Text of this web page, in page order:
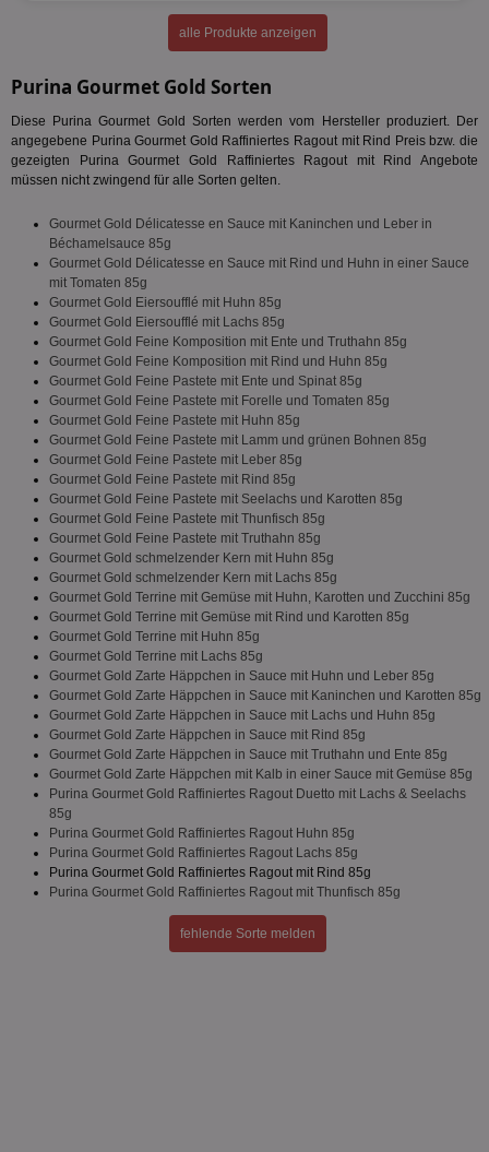
alle Produkte anzeigen
Purina Gourmet Gold Sorten
Diese Purina Gourmet Gold Sorten werden vom Hersteller produziert. Der
angegebene Purina Gourmet Gold Raffiniertes Ragout mit Rind Preis bzw. die
gezeigten Purina Gourmet Gold Raffiniertes Ragout mit Rind Angebote
müssen nicht zwingend für alle Sorten gelten.
Gourmet Gold Délicatesse en Sauce mit Kaninchen und Leber in
Béchamelsauce 85g
Gourmet Gold Délicatesse en Sauce mit Rind und Huhn in einer Sauce
mit Tomaten 85g
Gourmet Gold Eiersoufflé mit Huhn 85g
Gourmet Gold Eiersoufflé mit Lachs 85g
Gourmet Gold Feine Komposition mit Ente und Truthahn 85g
Gourmet Gold Feine Komposition mit Rind und Huhn 85g
Gourmet Gold Feine Pastete mit Ente und Spinat 85g
Gourmet Gold Feine Pastete mit Forelle und Tomaten 85g
Gourmet Gold Feine Pastete mit Huhn 85g
Gourmet Gold Feine Pastete mit Lamm und grünen Bohnen 85g
Gourmet Gold Feine Pastete mit Leber 85g
Gourmet Gold Feine Pastete mit Rind 85g
Gourmet Gold Feine Pastete mit Seelachs und Karotten 85g
Gourmet Gold Feine Pastete mit Thunfisch 85g
Gourmet Gold Feine Pastete mit Truthahn 85g
Gourmet Gold schmelzender Kern mit Huhn 85g
Gourmet Gold schmelzender Kern mit Lachs 85g
Gourmet Gold Terrine mit Gemüse mit Huhn, Karotten und Zucchini 85g
Gourmet Gold Terrine mit Gemüse mit Rind und Karotten 85g
Gourmet Gold Terrine mit Huhn 85g
Gourmet Gold Terrine mit Lachs 85g
Gourmet Gold Zarte Häppchen in Sauce mit Huhn und Leber 85g
Gourmet Gold Zarte Häppchen in Sauce mit Kaninchen und Karotten 85g
Gourmet Gold Zarte Häppchen in Sauce mit Lachs und Huhn 85g
Gourmet Gold Zarte Häppchen in Sauce mit Rind 85g
Gourmet Gold Zarte Häppchen in Sauce mit Truthahn und Ente 85g
Gourmet Gold Zarte Häppchen mit Kalb in einer Sauce mit Gemüse 85g
Purina Gourmet Gold Raffiniertes Ragout Duetto mit Lachs & Seelachs
85g
Purina Gourmet Gold Raffiniertes Ragout Huhn 85g
Purina Gourmet Gold Raffiniertes Ragout Lachs 85g
Purina Gourmet Gold Raffiniertes Ragout mit Rind 85g
Purina Gourmet Gold Raffiniertes Ragout mit Thunfisch 85g
fehlende Sorte melden
Targeting
Unklassifizierte
Unbedingt erforderlich
Targeting
Funktionalität Unklassifizierte
Unbedingt erforderliche Cookies ermöglichen
wesentliche Kernfunktionen der Website wie die
Benutzeranmeldung und die Kontoverwaltung.
Ohne die unbedingt erforderlichen Cookies kann die
Website nicht ordnungsgemäß verwendet werden.
Name
Provider/
identifier
aktionspreis.de
securitytoken
aktionspreis.de
PHPSESSID
PHP.net
www.aktionspreis.de
die
CookieScriptConsent
CookieScript
www.aktionspreis.de
1 Monat